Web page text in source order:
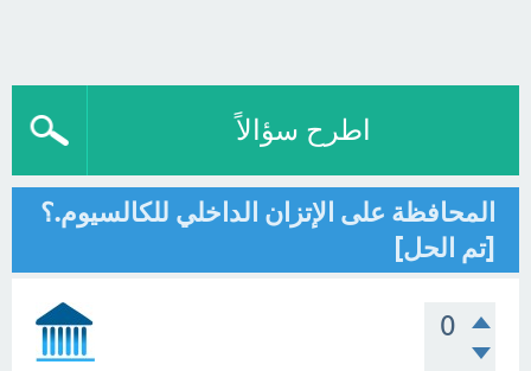
اطرح سؤالاً
المحافظة على الإتزان الداخلي للكالسيوم.؟
[تم الحل]
0